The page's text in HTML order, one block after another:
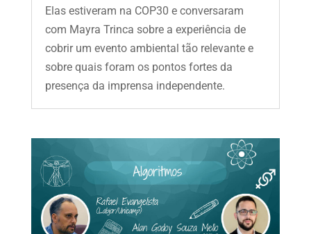
Elas estiveram na COP30 e conversaram
com Mayra Trinca sobre a experiência de
cobrir um evento ambiental tão relevante e
sobre quais foram os pontos fortes da
presença da imprensa independente.